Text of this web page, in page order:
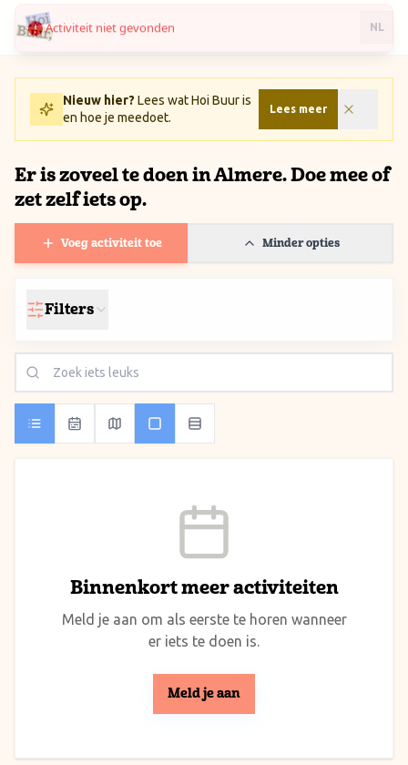
Ga naar inhoud / Skip to content
NL
Nieuw hier? Lees wat Hoi Buur is
en hoe je meedoet.
Lees meer
Er is zoveel te doen in Almere. Doe mee of
zet zelf iets op.
Voeg activiteit toe Minder opties
Filters
Binnenkort meer activiteiten
Meld je aan om als eerste te horen wanneer
er iets te doen is.
Meld je aan